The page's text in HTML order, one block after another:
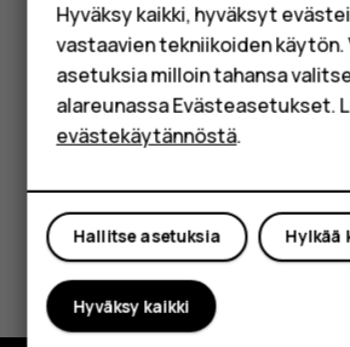
Yrityksille
Tabletit
Shop
Napauta tapahtumaa.
Napauta kohtaamore_vert>Poista.
Oliko tästä apua?
Kyllä Ei
Hyväksy kaikki, hyväksyt
vastaavien tekniikoiden
asetuksia milloin tahansa
alareunassa Evästeasetukset.
evästekäytännöstä.
Hylkää
Hallitse asetuksia
Hyväksy kaikki